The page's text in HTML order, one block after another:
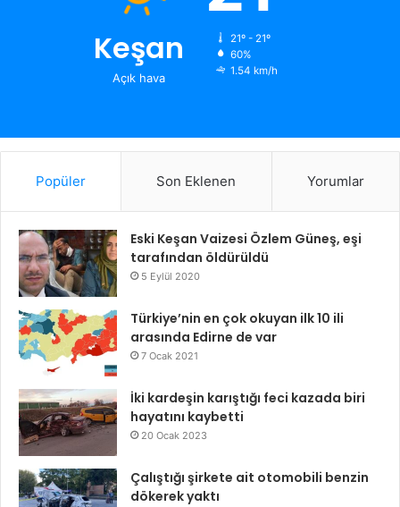
Keşan
Açık hava
21º - 21º
60%
1.54 km/h
Popüler Son Eklenen Yorumlar
Eski Keşan Vaizesi Özlem Güneş, eşi
tarafından öldürüldü
5 Eylül 2020
Türkiye’nin en çok okuyan ilk 10 ili
arasında Edirne de var
7 Ocak 2021
İki kardeşin karıştığı feci kazada biri
hayatını kaybetti
20 Ocak 2023
Çalıştığı şirkete ait otomobili benzin
dökerek yaktı